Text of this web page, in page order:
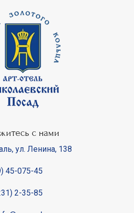
с нами
, ул. Ленина, 138
45-075-45
2-35-85